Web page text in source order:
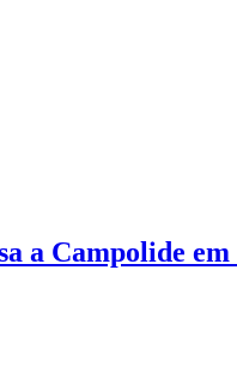
a Campolide